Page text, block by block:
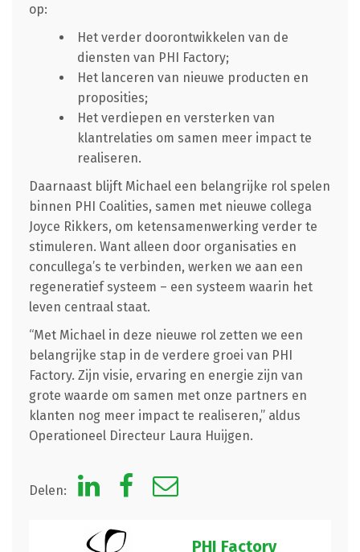
op:
Het verder doorontwikkelen van de
diensten van PHI Factory;
Het lanceren van nieuwe producten en
proposities;
Het verdiepen en versterken van
klantrelaties om samen meer impact te
realiseren.
Daarnaast blijft Michael een belangrijke rol spelen
binnen PHI Coalities, samen met nieuwe collega
Joyce Rikkers, om ketensamenwerking verder te
stimuleren. Want alleen door organisaties en
concullega’s te verbinden, werken we aan een
regeneratief systeem – een systeem waarin het
leven centraal staat.
“Met Michael in deze nieuwe rol zetten we een
belangrijke stap in de verdere groei van PHI
Factory. Zijn visie, ervaring en energie zijn van
grote waarde om samen met onze partners en
klanten nog meer impact te realiseren,” aldus
Operationeel Directeur Laura Huijgen.
Delen:
PHI Factory